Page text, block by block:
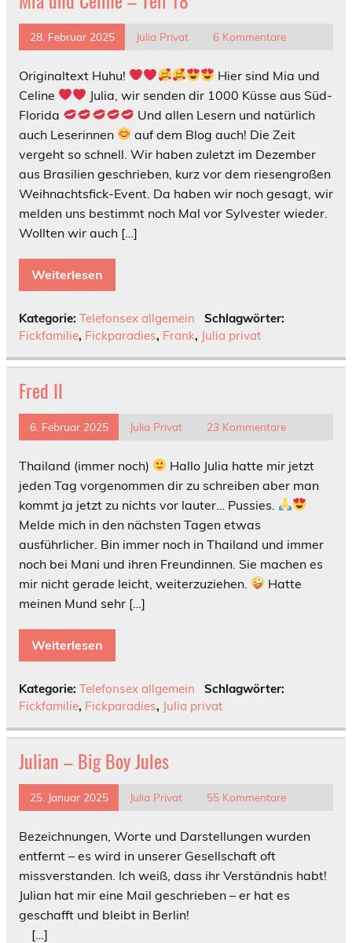
28. Februar 2025 Julia Privat 6 Kommentare
Originaltext Huhu!
Hier sind Mia und
Celine
Julia, wir senden dir 1000 Küsse aus Süd-
Florida
Und allen Lesern und natürlich
auch Leserinnen
auf dem Blog auch! Die Zeit
vergeht so schnell. Wir haben zuletzt im Dezember
aus Brasilien geschrieben, kurz vor dem riesengroßen
Weihnachtsfick-Event. Da haben wir noch gesagt, wir
melden uns bestimmt noch Mal vor Sylvester wieder.
Wollten wir auch […]
Weiterlesen
Kategorie: Telefonsex allgemein
Schlagwörter:
Fickfamilie, Fickparadies, Frank, Julia privat
Fred II
6. Februar 2025 Julia Privat 23 Kommentare
Thailand (immer noch)
Hallo Julia hatte mir jetzt
jeden Tag vorgenommen dir zu schreiben aber man
kommt ja jetzt zu nichts vor lauter… Pussies.
Melde mich in den nächsten Tagen etwas
ausführlicher. Bin immer noch in Thailand und immer
noch bei Mani und ihren Freundinnen. Sie machen es
mir nicht gerade leicht, weiterzuziehen.
Hatte
meinen Mund sehr […]
Weiterlesen
Kategorie: Telefonsex allgemein
Schlagwörter:
Fickfamilie, Fickparadies, Julia privat
Julian – Big Boy Jules
25. Januar 2025 Julia Privat 55 Kommentare
Bezeichnungen, Worte und Darstellungen wurden
entfernt – es wird in unserer Gesellschaft oft
missverstanden. Ich weiß, dass ihr Verständnis habt!
Julian hat mir eine Mail geschrieben – er hat es
geschafft und bleibt in Berlin!
[…]